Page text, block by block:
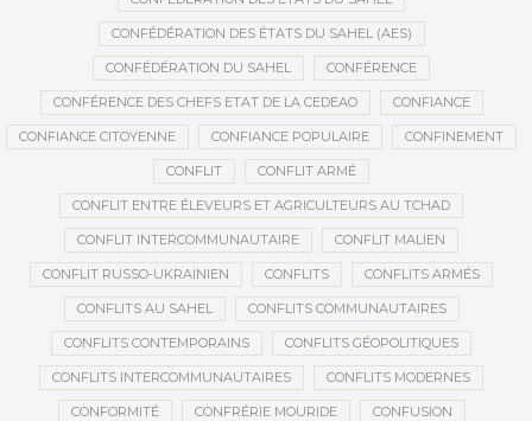
CONFÉDÉRATION DES ÉTATS DU SAHEL (AES)
CONFÉDÉRATION DU SAHEL CONFÉRENCE
CONFÉRENCE DES CHEFS ETAT DE LA CEDEAO CONFIANCE
CONFIANCE CITOYENNE CONFIANCE POPULAIRE CONFINEMENT
CONFLIT CONFLIT ARMÉ
CONFLIT ENTRE ÉLEVEURS ET AGRICULTEURS AU TCHAD
CONFLIT INTERCOMMUNAUTAIRE CONFLIT MALIEN
CONFLIT RUSSO-UKRAINIEN CONFLITS CONFLITS ARMÉS
CONFLITS AU SAHEL CONFLITS COMMUNAUTAIRES
CONFLITS CONTEMPORAINS CONFLITS GÉOPOLITIQUES
CONFLITS INTERCOMMUNAUTAIRES CONFLITS MODERNES
CONFORMITÉ CONFRÉRIE MOURIDE CONFUSION